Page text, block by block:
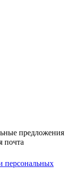
предложения
почта
персональных